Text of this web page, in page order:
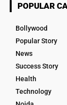
POPULAR
Bollywood
Popular Story
News
Success Story
Health
Technology